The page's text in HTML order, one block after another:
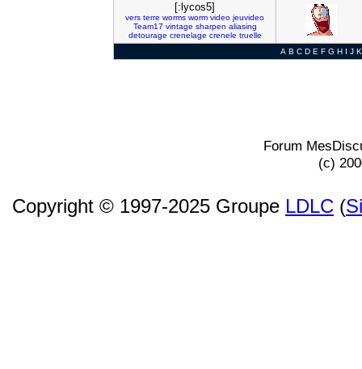
[:lycos5]
vers terre worms worm video jeuvideo
Team17 vintage sharpen aliasing
detourage crenelage crenele truelle
A B C D E F G H I J K
Forum
(c)
Copyright © 1997-2025 Groupe LDLC (